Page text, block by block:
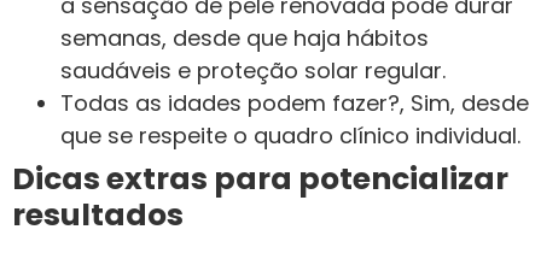
semanas, desde que haja hábitos
saudáveis e proteção solar regular.
Todas as idades podem fazer?, Sim, desde
que se respeite o quadro clínico individual.
Dicas extras para potencializar
resultados